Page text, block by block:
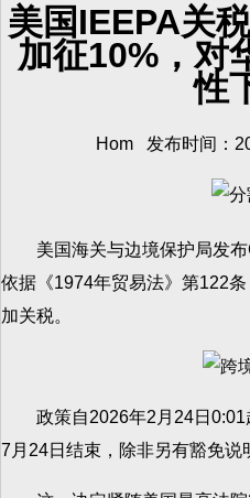
美国IEEPA关
加征10%，对
性
Hom 发布时间：
美国海关与边境保护局发布
依据《1974年贸易法》第122
加关税。
政策自2026年2月24日0:01
7月24日结束，除非另有豁免说